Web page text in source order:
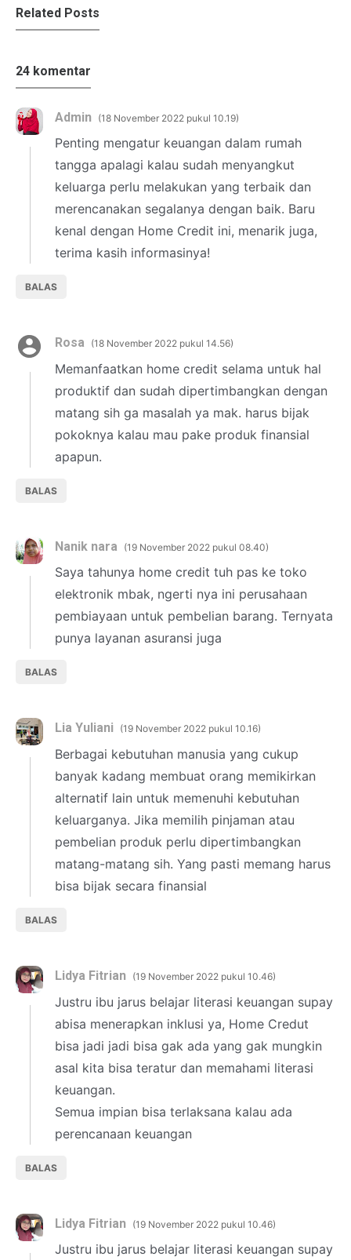
Related Posts
24 komentar
Admin 18 November 2022 pukul 10.19
Penting mengatur keuangan dalam rumah
tangga apalagi kalau sudah menyangkut
keluarga perlu melakukan yang terbaik dan
merencanakan segalanya dengan baik. Baru
kenal dengan Home Credit ini, menarik juga,
terima kasih informasinya!
BALAS
Rosa 18 November 2022 pukul 14.56
Memanfaatkan home credit selama untuk hal
produktif dan sudah dipertimbangkan dengan
matang sih ga masalah ya mak. harus bijak
pokoknya kalau mau pake produk finansial
apapun.
BALAS
Nanik nara 19 November 2022 pukul 08.40
Saya tahunya home credit tuh pas ke toko
elektronik mbak, ngerti nya ini perusahaan
pembiayaan untuk pembelian barang. Ternyata
punya layanan asuransi juga
BALAS
Lia Yuliani 19 November 2022 pukul 10.16
Berbagai kebutuhan manusia yang cukup
banyak kadang membuat orang memikirkan
alternatif lain untuk memenuhi kebutuhan
keluarganya. Jika memilih pinjaman atau
pembelian produk perlu dipertimbangkan
matang-matang sih. Yang pasti memang harus
bisa bijak secara finansial
BALAS
Lidya Fitrian 19 November 2022 pukul 10.46
Justru ibu jarus belajar literasi keuangan supay
abisa menerapkan inklusi ya, Home Credut
bisa jadi jadi bisa gak ada yang gak mungkin
asal kita bisa teratur dan memahami literasi
keuangan.
Semua impian bisa terlaksana kalau ada
perencanaan keuangan
BALAS
Lidya Fitrian 19 November 2022 pukul 10.46
Justru ibu jarus belajar literasi keuangan supay